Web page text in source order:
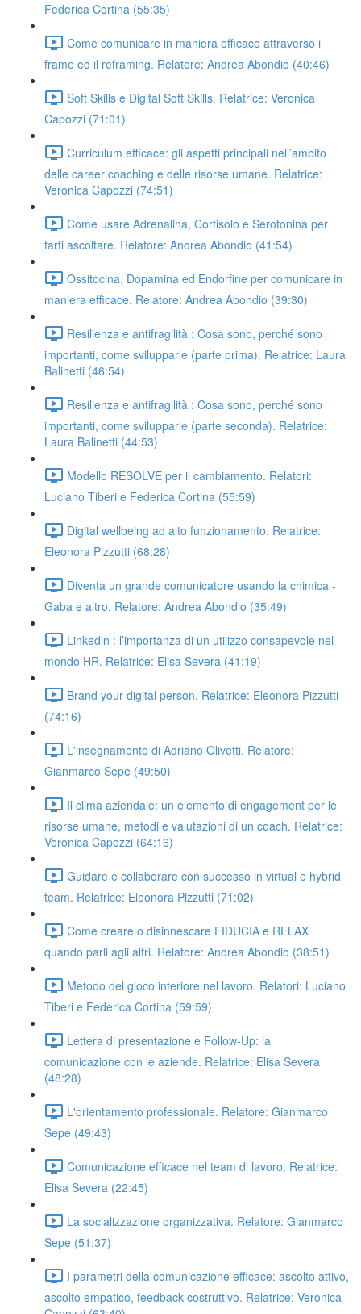
Federica Cortina (55:35)
Come comunicare in maniera efficace attraverso i
frame ed il reframing. Relatore: Andrea Abondio (40:46)
Soft Skills e Digital Soft Skills. Relatrice: Veronica
Capozzi (71:01)
Curriculum efficace: gli aspetti principali nell’ambito
delle career coaching e delle risorse umane. Relatrice:
Veronica Capozzi (74:51)
Come usare Adrenalina, Cortisolo e Serotonina per
farti ascoltare. Relatore: Andrea Abondio (41:54)
Ossitocina, Dopamina ed Endorfine per comunicare in
maniera efficace. Relatore: Andrea Abondio (39:30)
Resilienza e antifragilità : Cosa sono, perché sono
importanti, come svilupparle (parte prima). Relatrice: Laura
Balinetti (46:54)
Resilienza e antifragilità : Cosa sono, perché sono
importanti, come svilupparle (parte seconda). Relatrice:
Laura Balinetti (44:53)
Modello RESOLVE per il cambiamento. Relatori:
Luciano Tiberi e Federica Cortina (55:59)
Digital wellbeing ad alto funzionamento. Relatrice:
Eleonora Pizzutti (68:28)
Diventa un grande comunicatore usando la chimica -
Gaba e altro. Relatore: Andrea Abondio (35:49)
Linkedin : l’importanza di un utilizzo consapevole nel
mondo HR. Relatrice: Elisa Severa (41:19)
Brand your digital person. Relatrice: Eleonora Pizzutti
(74:16)
L'insegnamento di Adriano Olivetti. Relatore:
Gianmarco Sepe (49:50)
Il clima aziendale: un elemento di engagement per le
risorse umane, metodi e valutazioni di un coach. Relatrice:
Veronica Capozzi (64:16)
Guidare e collaborare con successo in virtual e hybrid
team. Relatrice: Eleonora Pizzutti (71:02)
Come creare o disinnescare FIDUCIA e RELAX
quando parli agli altri. Relatore: Andrea Abondio (38:51)
Metodo del gioco interiore nel lavoro. Relatori: Luciano
Tiberi e Federica Cortina (59:59)
Lettera di presentazione e Follow-Up: la
comunicazione con le aziende. Relatrice: Elisa Severa
(48:28)
L'orientamento professionale. Relatore: Gianmarco
Sepe (49:43)
Comunicazione efficace nel team di lavoro. Relatrice:
Elisa Severa (22:45)
La socializzazione organizzativa. Relatore: Gianmarco
Sepe (51:37)
I parametri della comunicazione efficace: ascolto attivo,
ascolto empatico, feedback costruttivo. Relatrice: Veronica